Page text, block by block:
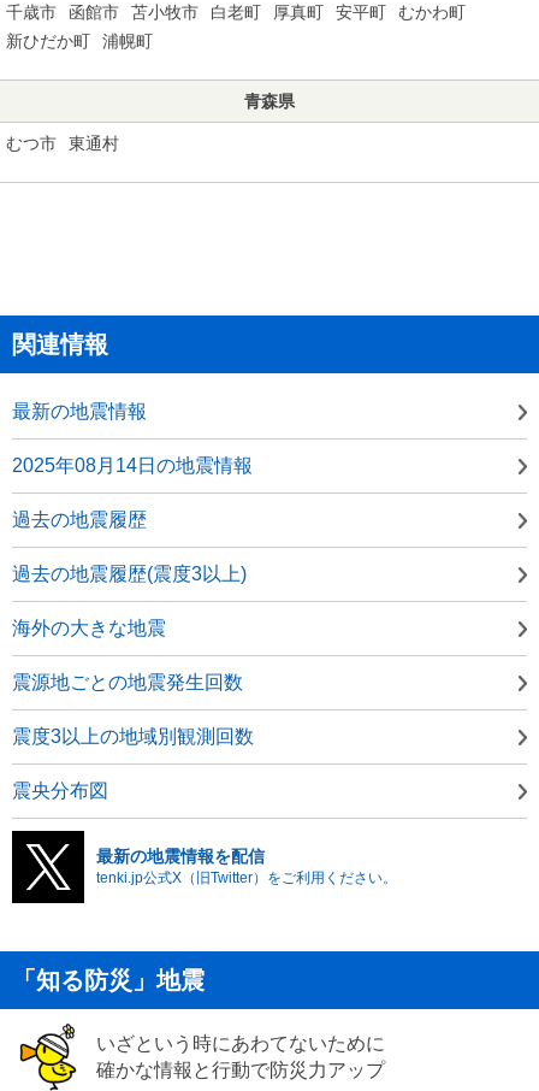
千歳市 函館市 苫小牧市 白老町 厚真町 安平町
むかわ町
新ひだか町
浦幌町
青森県
むつ市 東通村
関連情報
最新の地震情報
2025年08月14日の地震情報
過去の地震履歴
過去の地震履歴(震度3以上)
海外の大きな地震
震源地ごとの地震発生回数
震度3以上の地域別観測回数
震央分布図
最新の地震情報を配信
tenki.jp公式X（旧Twitter）をご利用ください。
「知る防災」地震
いざという時にあわてないために
確かな情報と行動で防災力アップ